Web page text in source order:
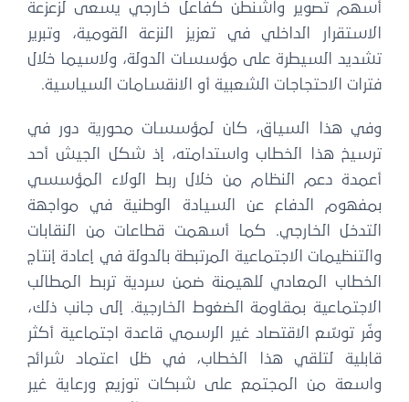
أسهم تصوير واشنطن كفاعل خارجي يسعى لزعزعة
الاستقرار الداخلي في تعزيز النزعة القومية، وتبرير
تشديد السيطرة على مؤسسات الدولة، ولاسيما خلال
فترات الاحتجاجات الشعبية أو الانقسامات السياسية.
وفي هذا السياق، كان لمؤسسات محورية دور في
ترسيخ هذا الخطاب واستدامته، إذ شكل الجيش أحد
أعمدة دعم النظام من خلال ربط الولاء المؤسسي
بمفهوم الدفاع عن السيادة الوطنية في مواجهة
التدخل الخارجي. كما أسهمت قطاعات من النقابات
والتنظيمات الاجتماعية المرتبطة بالدولة في إعادة إنتاج
الخطاب المعادي للهيمنة ضمن سردية تربط المطالب
الاجتماعية بمقاومة الضغوط الخارجية. إلى جانب ذلك،
وفّر توسّع الاقتصاد غير الرسمي قاعدة اجتماعية أكثر
قابلية لتلقي هذا الخطاب، في ظل اعتماد شرائح
واسعة من المجتمع على شبكات توزيع ورعاية غير